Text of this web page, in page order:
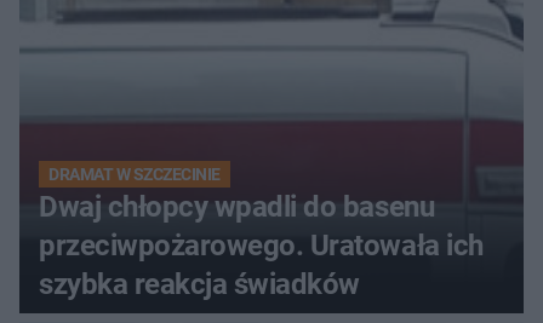
DRAMAT W SZCZECINIE
Dwaj chłopcy wpadli do basenu
przeciwpożarowego. Uratowała ich
szybka reakcja świadków